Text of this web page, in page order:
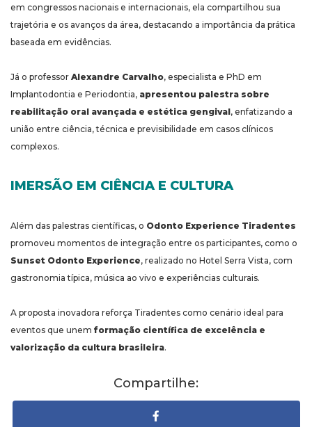
em congressos nacionais e internacionais, ela compartilhou sua
trajetória e os avanços da área, destacando a importância da prática
baseada em evidências.
Já o professor Alexandre Carvalho, especialista e PhD em
Implantodontia e Periodontia, apresentou palestra sobre
reabilitação oral avançada e estética gengival, enfatizando a
união entre ciência, técnica e previsibilidade em casos clínicos
complexos.
IMERSÃO EM CIÊNCIA E CULTURA
Além das palestras científicas, o Odonto Experience Tiradentes
promoveu momentos de integração entre os participantes, como o
Sunset Odonto Experience, realizado no Hotel Serra Vista, com
gastronomia típica, música ao vivo e experiências culturais.
A proposta inovadora reforça Tiradentes como cenário ideal para
eventos que unem formação científica de excelência e
valorização da cultura brasileira.
Compartilhe: